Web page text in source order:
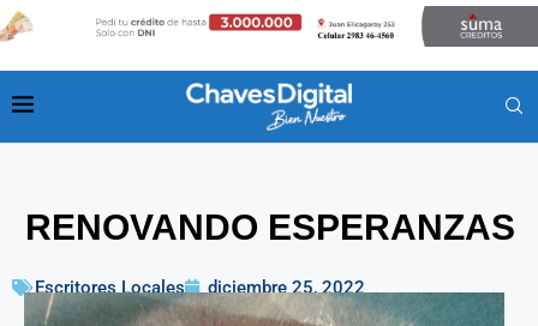
RENOVANDO ESPERANZAS
Escritores Locales diciembre 25, 2022